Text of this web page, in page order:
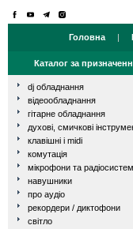
Головна |
Каталог за
dj обладнання
відеообладнання
гітарне обладнання
духові, смичкові
клавішні і midi
комутація
мікрофони та
навушники
про аудіо
рекордери / диктофони
світло